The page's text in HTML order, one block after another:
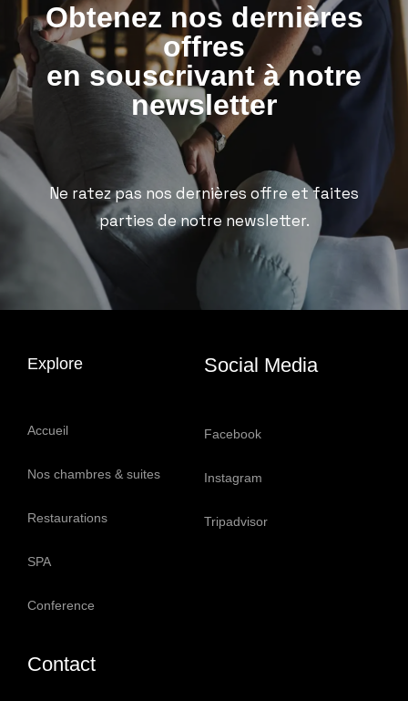
Obtenez nos dernières
offres
en souscrivant à notre
newsletter
Ne ratez pas nos dernières offre et faites
parties de notre newsletter.
Explore
Accueil
Nos chambres & suites
Restaurations
SPA
Conference
Social Media
Facebook
Instagram
Tripadvisor
Contact